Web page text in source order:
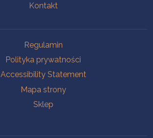
Kontakt
Regulamin
Polityka prywatności
Accessibility Statement
Mapa strony
Sklep